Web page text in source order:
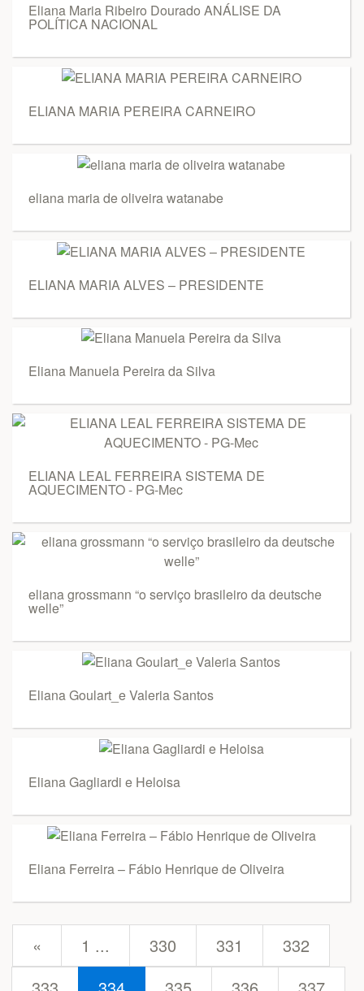
Eliana Maria Ribeiro Dourado ANÁLISE DA
POLÍTICA NACIONAL
ELIANA MARIA PEREIRA CARNEIRO
eliana maria de oliveira watanabe
ELIANA MARIA ALVES – PRESIDENTE
Eliana Manuela Pereira da Silva
ELIANA LEAL FERREIRA SISTEMA DE
AQUECIMENTO - PG-Mec
eliana grossmann “o serviço brasileiro da deutsche
welle”
Eliana Goulart_e Valeria Santos
Eliana Gagliardi e Heloisa
Eliana Ferreira – Fábio Henrique de Oliveira
« 1 ... 330 331
332